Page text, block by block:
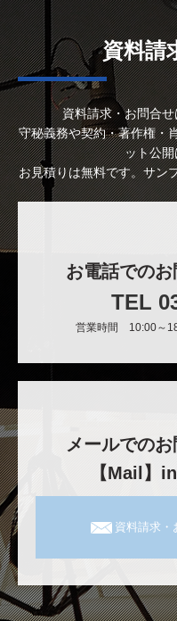
資料請
資料請求・お問合せ
守秘義務や契約・著作権・
ット公
お見積りは無料です。サン
お電話での
TEL
営業時間 10:00～
メールでの
【Mail】
資料請求・